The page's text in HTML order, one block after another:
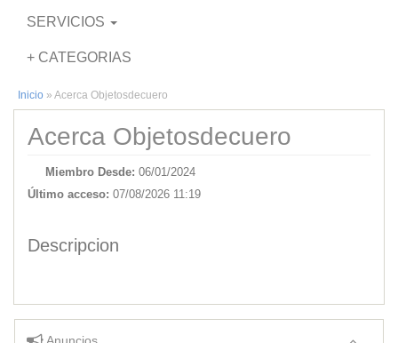
SERVICIOS
+ CATEGORIAS
Inicio » Acerca Objetosdecuero
Acerca Objetosdecuero
Miembro Desde: 06/01/2024
Último acceso: 07/08/2026 11:19
Descripcion